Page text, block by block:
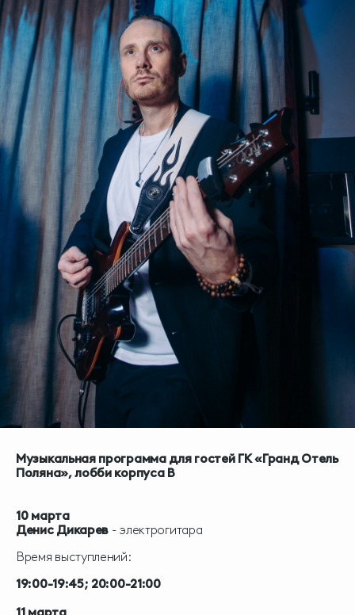
Музыкальная программа для гостей ГК «Гранд Отель
Поляна», лобби корпуса B
10 марта
Денис Дикарев - электрогитара
Время выступлений:
19:00-19:45; 20:00-21:00